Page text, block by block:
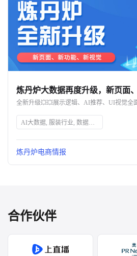
AI大数据, 服装行业, 数据分析, 炼丹炉, 数据可视化, 商业智能, 用户画像, 数据驱动, 在线数据分析, 行业趋势, 黑马品牌, 新品分析, 数据清洗, 描述统计分析, 多表关联, 分组汇总, 数据聚合, 数据监控, 数据赋能, 电商工具
炼丹炉电商情报
合作伙伴